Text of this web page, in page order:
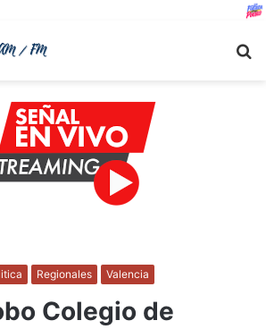
Regionales Valencia
Colegio de